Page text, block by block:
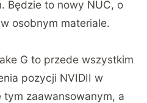
Będzie to nowy NUC, o
osobnym materiale.
G to przede wszystkim
pozycji NVIDII w
zaawansowanym, a